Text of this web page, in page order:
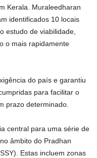
Kerala. Muraleedharan
identificados 10 locais
estudo de viabilidade,
o mais rapidamente
do país e garantiu
para facilitar o
prazo determinado.
central para uma série de
âmbito do Pradhan
Estas incluem zonas